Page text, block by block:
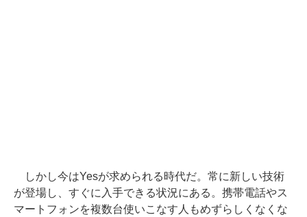
しかし今はYesが求められる時代だ。常に新しい技術
が登場し、すぐに入手できる状況にある。携帯電話やス
マートフォンを複数台使いこなす人もめずらしくなくな